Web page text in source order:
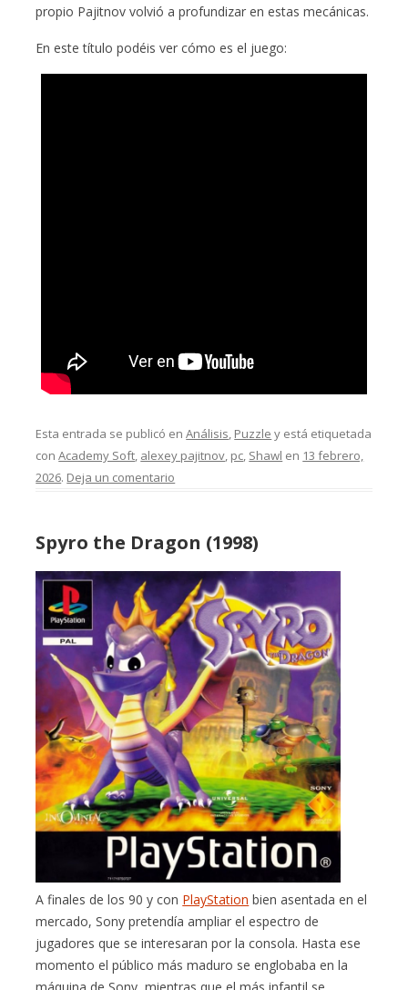
propio Pajitnov volvió a profundizar en estas mecánicas.
En este título podéis ver cómo es el juego:
Esta entrada se publicó enAnálisis Puzzle y está etiquetada
conAcademy Soft alexey pajitnov pc Shawl en 13 febrero,
2026. Deja un comentario
Spyro the Dragon (1998)
A finales de los 90 y con PlayStation bien asentada en el
mercado, Sony pretendía ampliar el espectro de
jugadores que se interesaran por la consola. Hasta ese
momento el público más maduro se englobaba en la